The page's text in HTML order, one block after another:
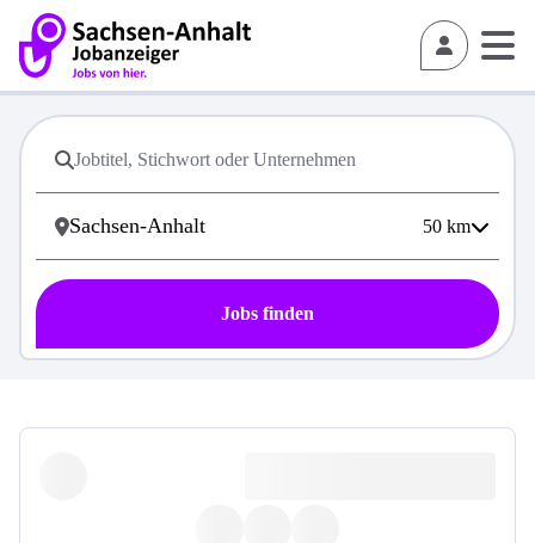
50 km
Jobs finden